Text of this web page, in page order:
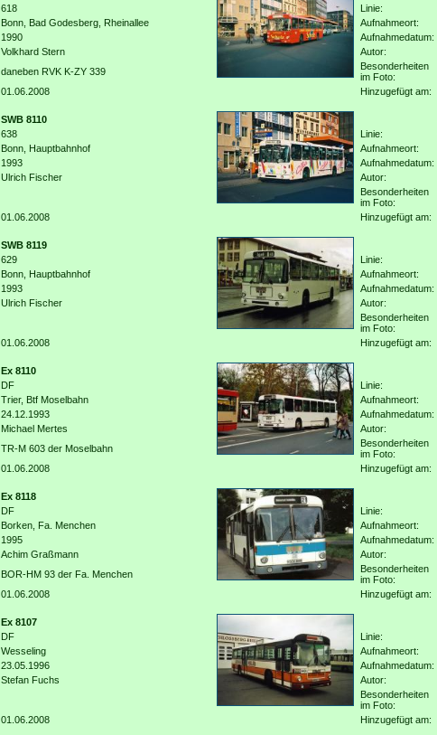
618
Bonn, Bad Godesberg, Rheinallee
1990
Volkhard Stern
daneben RVK K-ZY 339
01.06.2008
Linie:
Aufnahmeort:
Aufnahmedatum:
Autor:
Besonderheiten
im Foto:
Hinzugefügt am:
SWB 8110
638
Bonn, Hauptbahnhof
1993
Ulrich Fischer
01.06.2008
Linie:
Aufnahmeort:
Aufnahmedatum:
Autor:
Besonderheiten
im Foto:
Hinzugefügt am:
SWB 8119
629
Bonn, Hauptbahnhof
1993
Ulrich Fischer
01.06.2008
Linie:
Aufnahmeort:
Aufnahmedatum:
Autor:
Besonderheiten
im Foto:
Hinzugefügt am:
Ex 8110
DF
Trier, Btf Moselbahn
24.12.1993
Michael Mertes
TR-M 603 der Moselbahn
01.06.2008
Linie:
Aufnahmeort:
Aufnahmedatum:
Autor:
Besonderheiten
im Foto:
Hinzugefügt am:
Ex 8118
DF
Borken, Fa. Menchen
1995
Achim Graßmann
BOR-HM 93 der Fa. Menchen
01.06.2008
Linie:
Aufnahmeort:
Aufnahmedatum:
Autor:
Besonderheiten
im Foto:
Hinzugefügt am:
Ex 8107
DF
Wesseling
23.05.1996
Stefan Fuchs
01.06.2008
Linie:
Aufnahmeort:
Aufnahmedatum:
Autor:
Besonderheiten
im Foto:
Hinzugefügt am: